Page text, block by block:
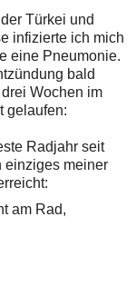
Türkei und
infizierte ich mich
eine Pneumonie.
bald
Wochen im
gelaufen:
Radjahr seit
einziges meiner
am Rad,